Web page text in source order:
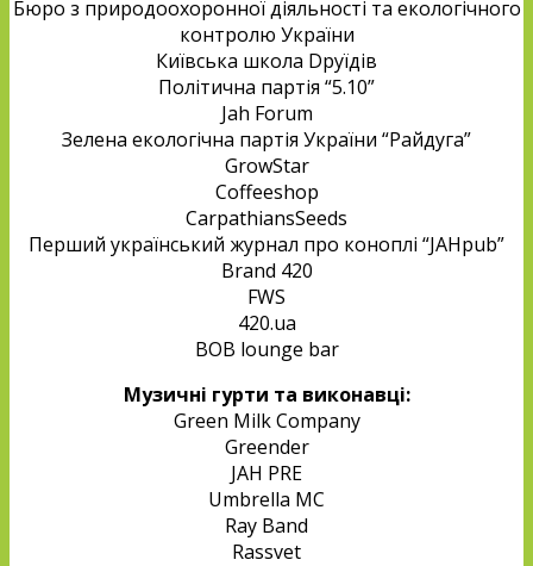
Бюро з природоохоронної діяльності та екологічного
контролю України
Київська школа Dруїдів
Політична партія “5.10”
Jah Forum
Зелена екологічна партія України “Райдуга”
GrowStar
Coffeeshop
CarpathiansSeeds
Перший український журнал про коноплі “JAHpub”
Brand 420
FWS
420.ua
BOB lounge bar
Музичні гурти та виконавці:
Green Milk Company
Greender
JAH PRE
Umbrella MC
Ray Band
Rassvet